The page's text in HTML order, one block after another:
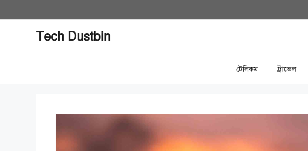
to
Tech Dustbin
টেলিকম ট্রাভেল